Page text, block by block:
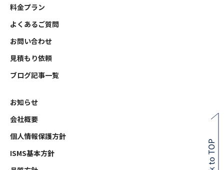
料金プラン
よくあるご質問
お問い合わせ
見積もり依頼
ブログ記事一覧
お知らせ
会社概要
個人情報保護方針
ISMS基本方針